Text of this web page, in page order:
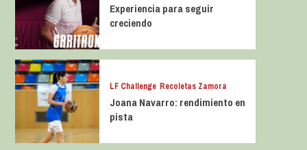
Experiencia para seguir
creciendo
LF Challenge Recoletas Zamora
Joana Navarro: rendimiento en
pista